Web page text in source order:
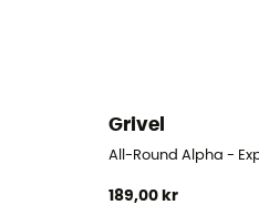
Grivel
All-Round Alpha -
189,00 kr